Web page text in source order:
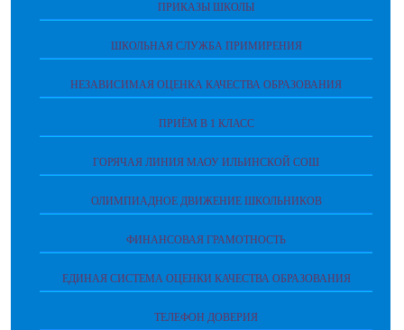
ПРИКАЗЫ ШКОЛЫ
ШКОЛЬНАЯ СЛУЖБА ПРИМИРЕНИЯ
НЕЗАВИСИМАЯ ОЦЕНКА КАЧЕСТВА ОБРАЗОВАНИЯ
ПРИЁМ В 1 КЛАСС
ГОРЯЧАЯ ЛИНИЯ МАОУ ИЛЬИНСКОЙ СОШ
ОЛИМПИАДНОЕ ДВИЖЕНИЕ ШКОЛЬНИКОВ
ФИНАНСОВАЯ ГРАМОТНОСТЬ
ЕДИНАЯ СИСТЕМА ОЦЕНКИ КАЧЕСТВА ОБРАЗОВАНИЯ
ТЕЛЕФОН ДОВЕРИЯ